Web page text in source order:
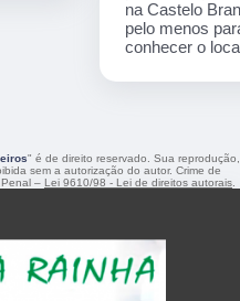
na Castelo
pelo menos
conhecer o
" é de direito reservado. Sua reprodução,
sem a autorização do autor. Crime de
– Lei 9610/98 - Lei de direitos autorais